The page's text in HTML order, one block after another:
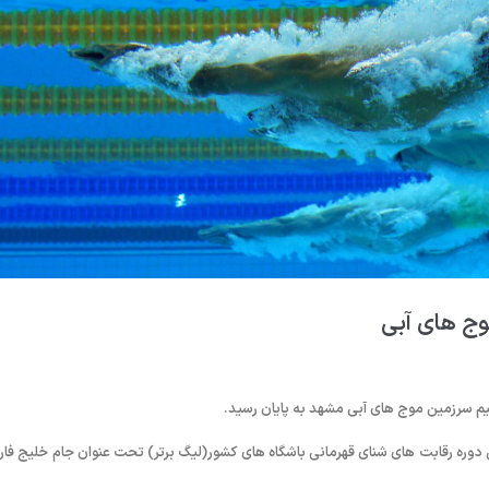
های آبی
سرزمین موج های آبی مشهد به پایان رسید.
رقابت های شنای قهرمانی باشگاه های کشور(لیگ برتر) تحت عنوان جام خلیج